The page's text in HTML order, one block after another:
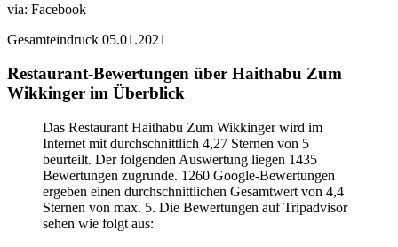
via: Facebook
Gesamteindruck 05.01.2021
Restaurant-Bewertungen über Haithabu Zum
Wikkinger im Überblick
Das Restaurant Haithabu Zum Wikkinger wird im
Internet mit durchschnittlich 4,27 Sternen von 5
beurteilt. Der folgenden Auswertung liegen 1435
Bewertungen zugrunde. 1260 Google-Bewertungen
ergeben einen durchschnittlichen Gesamtwert von 4,4
Sternen von max. 5. Die Bewertungen auf Tripadvisor
sehen wie folgt aus: